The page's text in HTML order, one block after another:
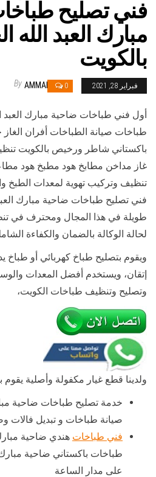
فني تصليح
مبارك العبد الله
بالكويت
فبراير 28, 2021 0
By AMMAR
أول فني طباخات ضاحية مبارك العبد
طباخات صيانة الطباخات أفران
باكستاني شاطر ورخيص بالكويت
غاز مداخن مطابخ هود مطبخ هود
تنظيف وتركيب تهوية لمعدات الطبخ
فني تصليح طباخات ضاحية مبارك العبد
طويلة في هذا المجال ومحترف في
لحالة الوكالة بالضمان والكفاءة
ويقوم بتصليح طباخ كهربائي أو طباخ
إتقان، ويستخدم أفضل المعدات
وتصليح وتنظيف طباخات الكويت،
ولدينا قطع غيار مكفولة وأصلية يقوم
خدمة تصليح طباخات ضاحية
صيانة طباخات و تبديل فالات
فني طباخات هندي ضاحية مبارك
طباخات باكستاني ضاحية مبارك
على مدار الساعة